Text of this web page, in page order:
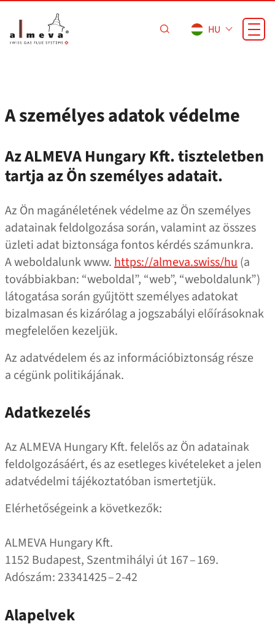
HU
A személyes adatok védelme
Az ALMEVA Hungary Kft. tiszteletben
tartja az Ön személyes adatait.
Az Ön magánéletének védelme az Ön személyes
adatainak feldolgozása során, valamint az összes
üzleti adat biztonsága fontos kérdés számunkra.
A weboldalunk www.https://almeva.swiss/hu(a
továbbiakban: “weboldal”, “web”, “weboldalunk”)
látogatása során gyűjtött személyes adatokat
bizalmasan és kizárólag a jogszabályi előírásoknak
megfelelően kezeljük.
Az adatvédelem és az információbiztonság része
a cégünk politikájának.
Adatkezelés
Az ALMEVA Hungary Kft. felelős az Ön adatainak
feldolgozásáért, és az esetleges kivételeket a jelen
adatvédelmi tájékoztatóban ismertetjük.
Elérhetőségeink a következők:
ALMEVA Hungary Kft.
1152 Budapest, Szentmihályi út 167 – 169.
Adószám: 23341425 – 2‑42
Alapelvek